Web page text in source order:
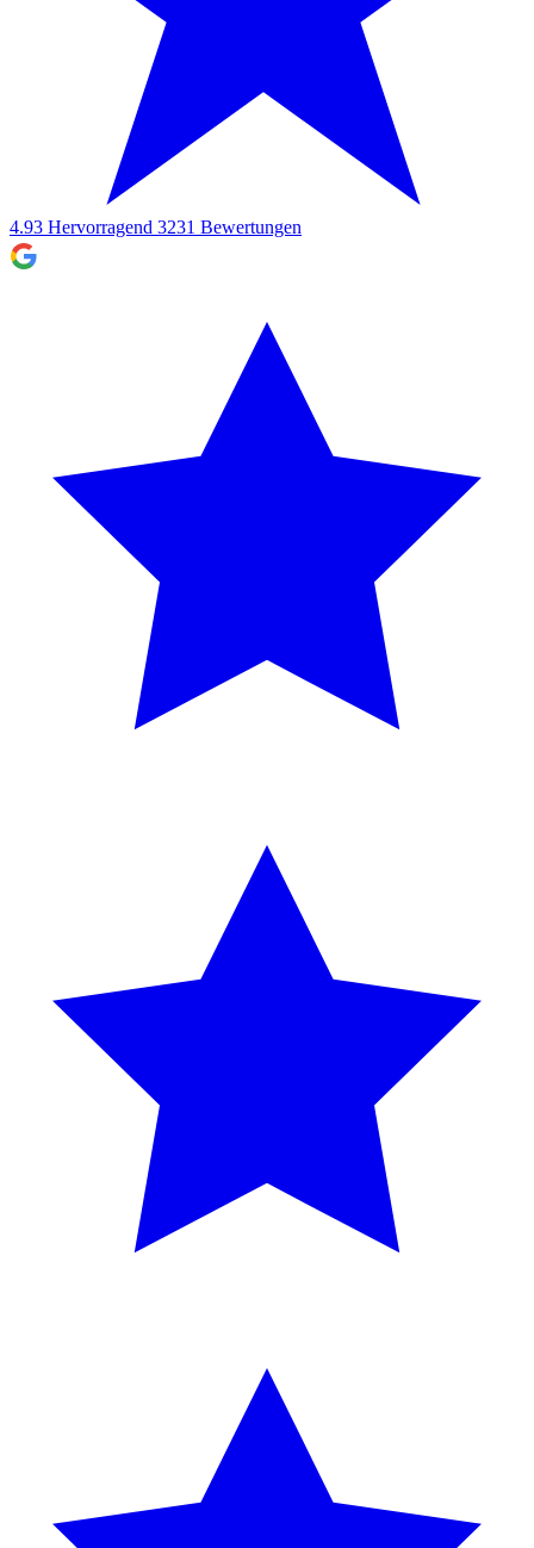
4.93 Hervorragend 3231 Bewertungen